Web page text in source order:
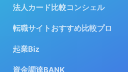
法人カード比較コンシェル
転職サイトおすすめ比較プロ
起業Biz
資金調達BANK